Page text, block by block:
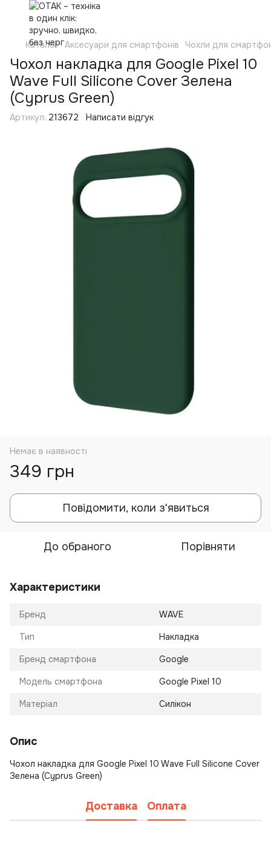
Каталог Аксесуари для смартфонів Чохли для
Чохол накладка для Google Pixel 10
Wave Full Silicone Cover Зелена
(Cyprus Green)
Артикул: 213672 Написати відгук
Немає в наявності
349 грн
Повідомити, коли з'явиться
До обраного Порівняти
Характеристики
Бренд WAVE
Тип Накладка
Бренд смартфона Google
Модель смартфона Google Pixel 10
Матеріал Силікон
Опис
Чохол накладка для Google Pixel 10 Wave Full Silicone Cover
Зелена (Cyprus Green)
Доставка Оплата